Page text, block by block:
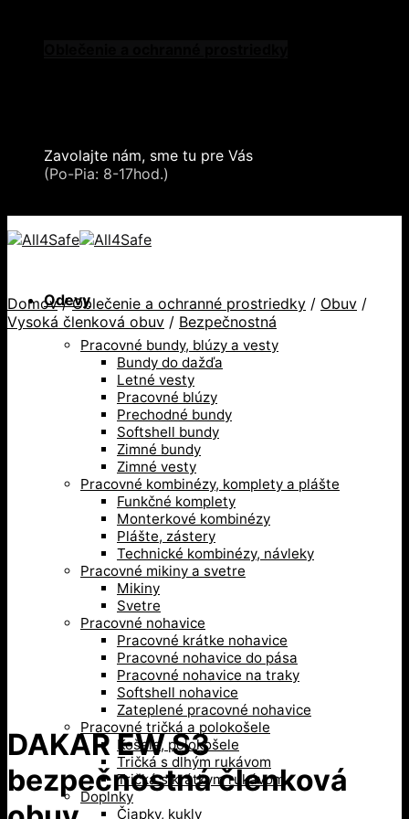
Zavolajte nám, sme tu pre Vás
(Po-Pia: 8-17hod.)
Odevy
Pracovné bundy, blúzy a vesty
Bundy do dažďa
Letné vesty
Pracovné blúzy
Prechodné bundy
Softshell bundy
Zimné bundy
Zimné vesty
Pracovné kombinézy, komplety a plášte
Funkčné komplety
Monterkové kombinézy
Plášte, zástery
Technické kombinézy, návleky
Pracovné mikiny a svetre
Mikiny
Svetre
Pracovné nohavice
Pracovné krátke nohavice
Pracovné nohavice do pása
Pracovné nohavice na traky
Softshell nohavice
Zateplené pracovné nohavice
Pracovné tričká a polokošele
Košele, polokošele
Tričká s dlhým rukávom
Tričká s krátkym rukávom
Doplnky
Čiapky, kukly
Domov / Oblečenie a ochranné prostriedky / Obuv /
Vysoká členková obuv / Bezpečnostná
DAKAR EW S3
bezpečnostná členková